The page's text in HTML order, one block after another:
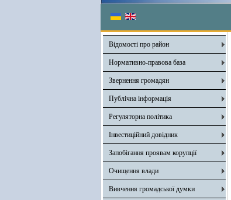
Відомості про район
Нормативно-правова база
Звернення громадян
Публічна інформація
Регуляторна політика
Інвестиційний довідник
Запобігання проявам корупції
Очищення влади
Вивчення громадської думки